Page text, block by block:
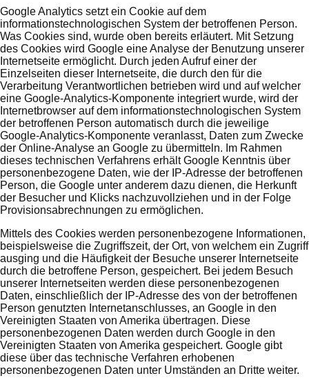
Google Analytics setzt ein Cookie auf dem
informationstechnologischen System der betroffenen Person.
Was Cookies sind, wurde oben bereits erläutert. Mit Setzung
des Cookies wird Google eine Analyse der Benutzung unserer
Internetseite ermöglicht. Durch jeden Aufruf einer der
Einzelseiten dieser Internetseite, die durch den für die
Verarbeitung Verantwortlichen betrieben wird und auf welcher
eine Google-Analytics-Komponente integriert wurde, wird der
Internetbrowser auf dem informationstechnologischen System
der betroffenen Person automatisch durch die jeweilige
Google-Analytics-Komponente veranlasst, Daten zum Zwecke
der Online-Analyse an Google zu übermitteln. Im Rahmen
dieses technischen Verfahrens erhält Google Kenntnis über
personenbezogene Daten, wie der IP-Adresse der betroffenen
Person, die Google unter anderem dazu dienen, die Herkunft
der Besucher und Klicks nachzuvollziehen und in der Folge
Provisionsabrechnungen zu ermöglichen.
Mittels des Cookies werden personenbezogene Informationen,
beispielsweise die Zugriffszeit, der Ort, von welchem ein Zugriff
ausging und die Häufigkeit der Besuche unserer Internetseite
durch die betroffene Person, gespeichert. Bei jedem Besuch
unserer Internetseiten werden diese personenbezogenen
Daten, einschließlich der IP-Adresse des von der betroffenen
Person genutzten Internetanschlusses, an Google in den
Vereinigten Staaten von Amerika übertragen. Diese
personenbezogenen Daten werden durch Google in den
Vereinigten Staaten von Amerika gespeichert. Google gibt
diese über das technische Verfahren erhobenen
personenbezogenen Daten unter Umständen an Dritte weiter.